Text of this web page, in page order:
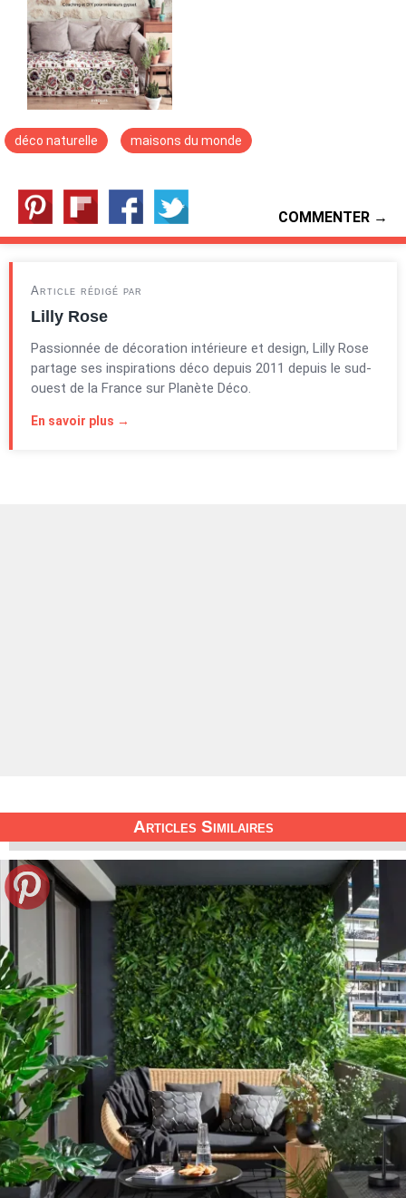
déco naturelle maisons du monde
COMMENTER →
Article rédigé par
Lilly Rose
Passionnée de décoration intérieure et design, Lilly Rose
partage ses inspirations déco depuis 2011 depuis le sud-
ouest de la France sur Planète Déco.
En savoir plus →
Articles Similaires